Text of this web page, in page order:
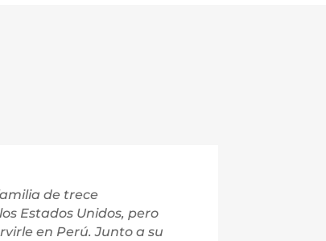
de trece
Estados Unidos, pero
en Perú. Junto a su